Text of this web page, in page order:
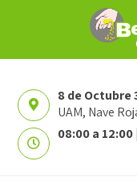
8 de Octubre
UAM, Nave
08:00 a 12:00